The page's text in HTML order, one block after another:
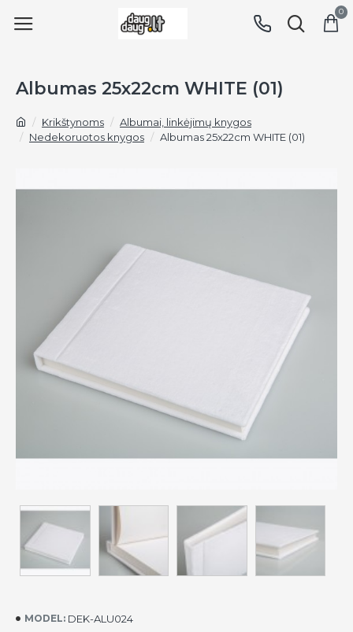
0
Krikštynoms
Albumai, linkėjimų knygos
Nedekoruotos knygos
Albumas 25x22cm WHITE (01)
Albumas 25x22cm WHITE (01)
MODEL: DEK-ALU024